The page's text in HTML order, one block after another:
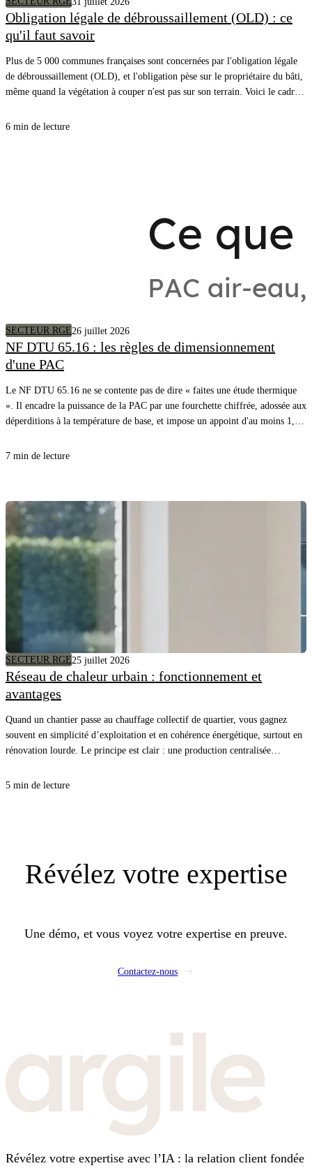
Obligation légale de débroussaillement (OLD) : ce
qu'il faut savoir
Plus de 5 000 communes françaises sont concernées par l'obligation légale
de débroussaillement (OLD), et l'obligation pèse sur le propriétaire du bâti,
même quand la végétation à couper n'est pas sur son terrain. Voici le cadre,
autour de chez vous.
6 min de lecture
SECTEUR RGE26 juillet 2026
NF DTU 65.16 : les règles de dimensionnement
d'une PAC
Le NF DTU 65.16 ne se contente pas de dire « faites une étude thermique
». Il encadre la puissance de la PAC par une fourchette chiffrée, adossée aux
déperditions à la température de base, et impose un appoint d'au moins 1,2
chiffré du DTU lui-même.
7 min de lecture
SECTEUR RGE25 juillet 2026
Réseau de chaleur urbain : fonctionnement et
avantages
Quand un chantier passe au chauffage collectif de quartier, vous gagnez
souvent en simplicité d’exploitation et en cohérence énergétique, surtout en
rénovation lourde. Le principe est clair : une production centralisée
stations et l’équilibrage. Pour vos clients, c’est une facture plus stable et
5 min de lecture
Révélez votre expertise
Une démo, et vous voyez votre expertise en preuve.
Contactez-nous
Révélez votre expertise avec l’IA : la relation client fondée